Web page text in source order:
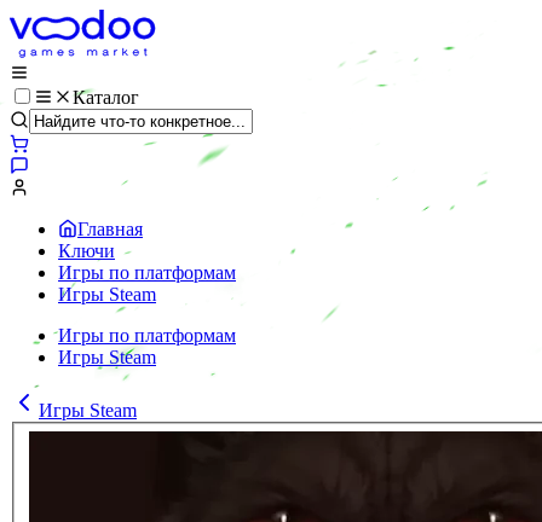
Каталог
Главная
Ключи
Игры по платформам
Игры Steam
Игры по платформам
Игры Steam
Игры Steam